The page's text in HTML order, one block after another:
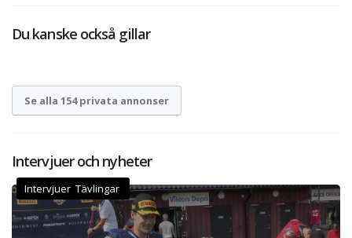
Du kanske också gillar
Se alla 154 privata annonser
Intervjuer och nyheter
Intervjuer Tävlingar